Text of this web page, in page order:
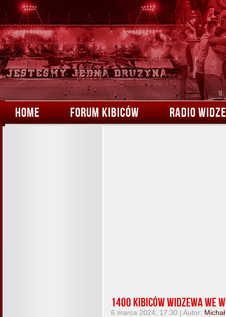
HOME FORUM KIBICÓW RADIO
1400 kibiców Widzewa we
6 marca 2024, 17:30 | Autor: Michał